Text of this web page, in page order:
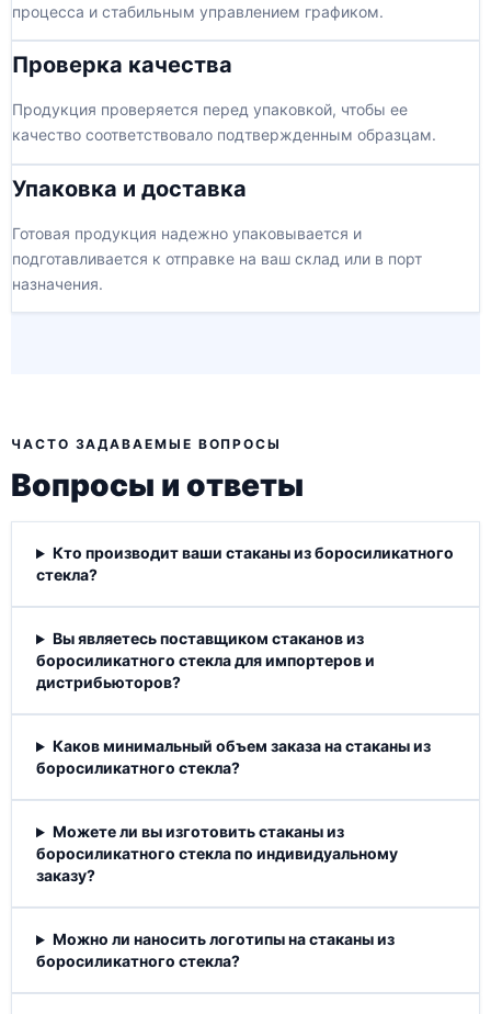
процесса и стабильным управлением графиком.
Проверка качества
Продукция проверяется перед упаковкой, чтобы ее
качество соответствовало подтвержденным образцам.
Упаковка и доставка
Готовая продукция надежно упаковывается и
подготавливается к отправке на ваш склад или в порт
назначения.
ЧАСТО ЗАДАВАЕМЫЕ ВОПРОСЫ
Вопросы и ответы
Кто производит ваши стаканы из боросиликатного
стекла?
Вы являетесь поставщиком стаканов из
боросиликатного стекла для импортеров и
дистрибьюторов?
Каков минимальный объем заказа на стаканы из
боросиликатного стекла?
Можете ли вы изготовить стаканы из
боросиликатного стекла по индивидуальному
заказу?
Можно ли наносить логотипы на стаканы из
боросиликатного стекла?